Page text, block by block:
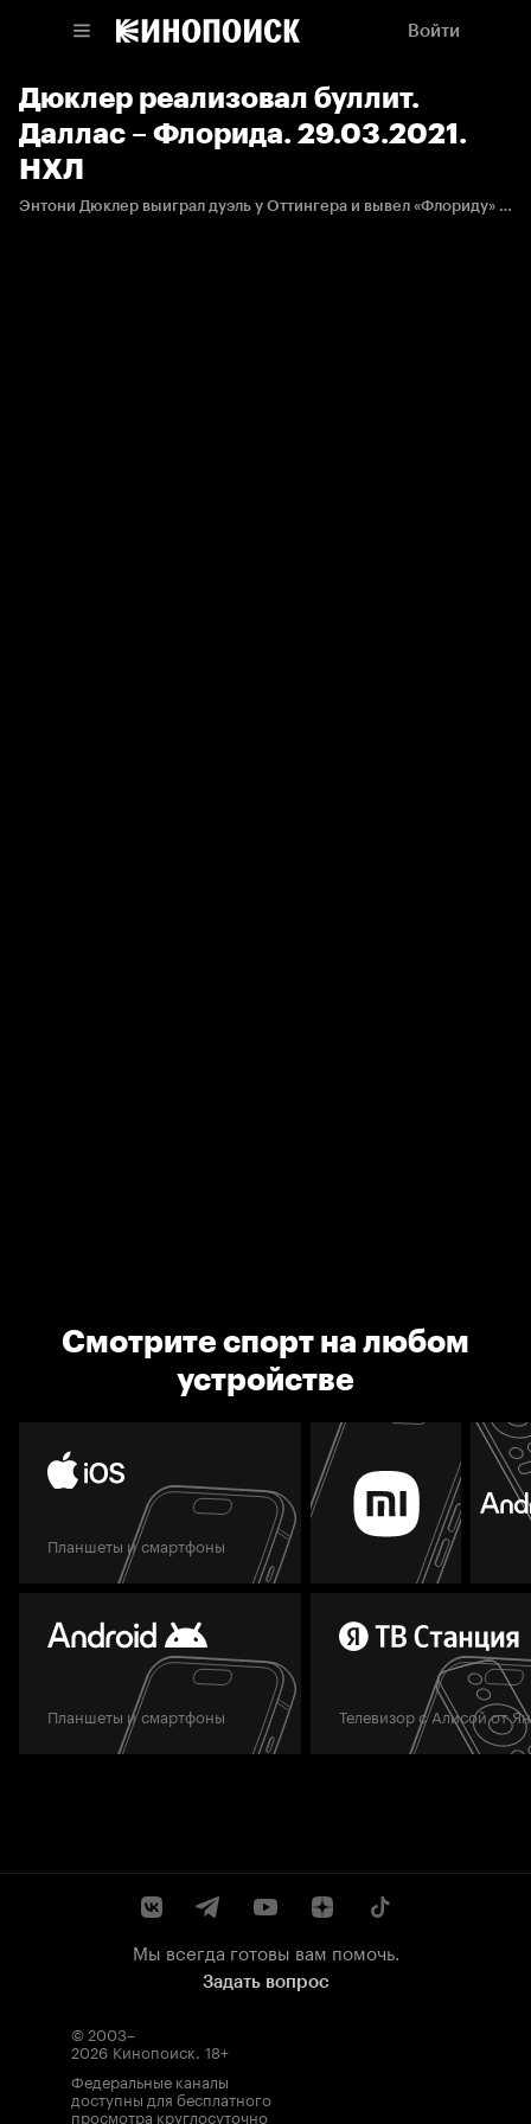
Войти
Дюклер реализовал буллит.
Даллас – Флорида. 29.03.2021.
НХЛ
Энтони Дюклер выиграл дуэль у Оттингера и вывел «Флориду» вперёд.
Смотрите спорт на любом
устройстве
Планшеты и смартфоны
Планшеты и смартфоны Телевизор с Алисой от
Мы всегда готовы вам помочь.
Задать вопрос
© 2003–
2026 Кинопоиск. 18+
Федеральные каналы
доступны для бесплатного
просмотра круглосуточно